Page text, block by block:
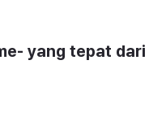
yang tepat